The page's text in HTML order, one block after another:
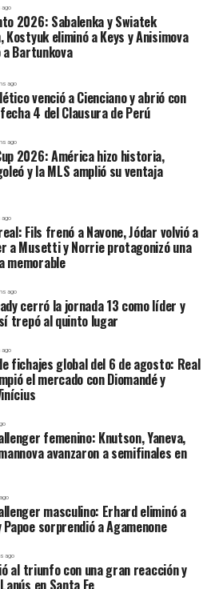
las sanciones sin
un mensaje de impunidad”,
de política global.
, principales aliados del
el anuncio. El portavoz del
Oriente”.
Siria?
podría abrir la puerta a
al restablecimiento de
con empresas occidentales y al
real de esta política
retorno al poder. Como
autoridad ejecutiva, por lo
más como una promesa
acción inmediata.
de Estado señalaron que “no
la política estadounidense hacia
que se trata, por ahora, de una
en plena campaña
de seis meses de las
estadounidenses. Trump ha
antiintervencionista y ha
ago
2026: Sabalenka y Swiatek
Kostyuk eliminó a Keys y Anisimova
Bartunkova
ago
venció a Cienciano y abrió con
4 del Clausura de Perú
ago
2026: América hizo historia,
y la MLS amplió su ventaja
Fils frenó a Navone, Jódar volvió a
a Musetti y Norrie protagonizó una
memorable
ago
cerró la jornada 13 como líder y
trepó al quinto lugar
ago
fichajes global del 6 de agosto: Real
el mercado con Diomandé y
femenino: Knutson, Yaneva,
avanzaron a semifinales en
masculino: Erhard eliminó a
Papoe sorprendió a Agamenone
ago
al triunfo con una gran reacción y
en Santa Fe